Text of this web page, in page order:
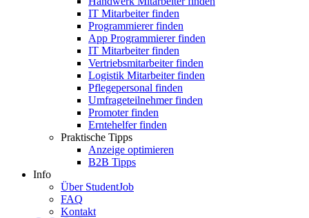
IT Mitarbeiter finden
Programmierer finden
App Programmierer finden
IT Mitarbeiter finden
Vertriebsmitarbeiter finden
Logistik Mitarbeiter finden
Pflegepersonal finden
Umfrageteilnehmer finden
Promoter finden
Erntehelfer finden
Praktische Tipps
Anzeige optimieren
B2B Tipps
Info
Über StudentJob
FAQ
Kontakt